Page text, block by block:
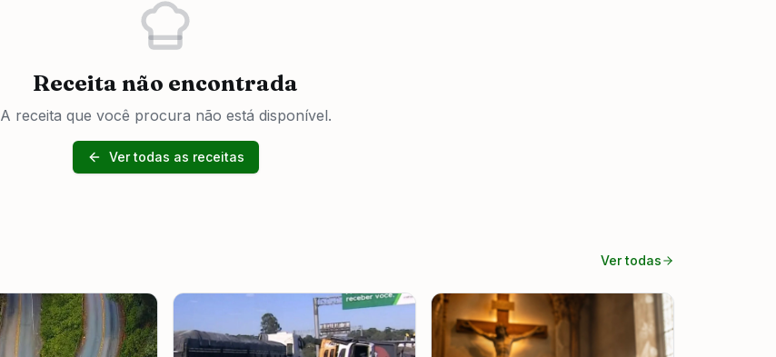
Receita não encontrada
A receita que você procura não está disponível.
Ver todas as receitas
Ver todas